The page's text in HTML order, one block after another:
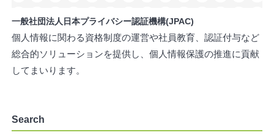
一般社団法人日本プライバシー認証機構(JPAC)
個人情報に関わる資格制度の運営や社員教育、認証付与など
総合的ソリューションを提供し、個人情報保護の推進に貢献
してまいります。
Search